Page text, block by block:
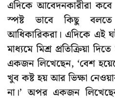
এদিকে আবেদনকারীরা
স্পষ্ট ভাবে কিছু
আধিকারিকরা। এদিকে এই
মাধ্যমে মিশ্র প্রতিক্রিয়া
একজন লিখেছেন, ‘বেশ
খুব কষ্ট হয় আর ভিক্ষা
না।’ অপর একজন